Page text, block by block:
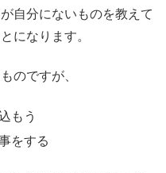
自分にないものを教えて
になります。
のですが、
もう
をする